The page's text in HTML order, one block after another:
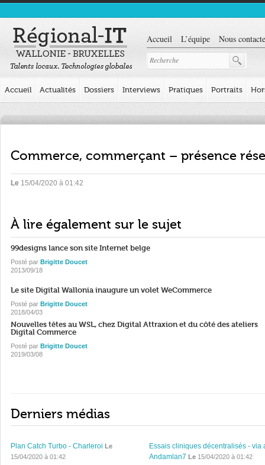
Accueil L’équipe Nous
Accueil Actualités Dossiers Interviews Pratiques Portraits
Commerce, commerçant – présence
Le 15/04/2020 à 01:42
À lire également sur le sujet
99designs lance son site Internet belge
Posté par Brigitte Doucet
2013/09/18
Le site Digital Wallonia inaugure un volet WeCommerce
Posté par Brigitte Doucet
2018/04/03
Nouvelles têtes au WSL, chez Digital Attraxion et du côté des ateliers
Digital Commerce
Posté par Brigitte Doucet
2019/03/08
Derniers médias
Plan Catch Turbo - Charleroi Le
15/04/2020 à 01:42
Essais cliniques décentralisés - via
Andamlan7 Le15/04/2020 à 01:42